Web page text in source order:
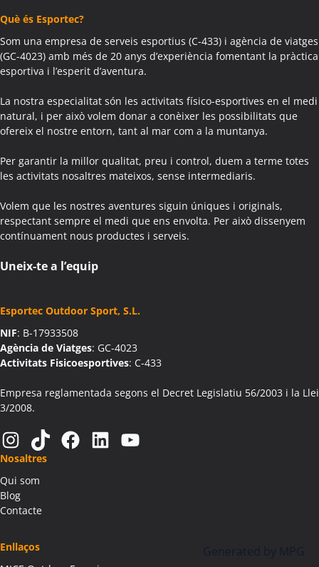
Colònies Escolars Agramunt
Activitats Teambuilding Empreses Aguilar de Segarra
Activitats Família Amics Aguilar de Segarra
Colònies Escolars Aguilar de Segarra
Activitats Teambuilding Empreses Agullana
Activitats Família Amics Agullana
Colònies Escolars Agullana
Activitats Família Amics Aiguafreda
Activitats Teambuilding Empreses Aiguamúrcia
Activitats Família Amics Aiguamúrcia
Colònies Escolars Aiguamúrcia
Activitats Teambuilding Empreses Aiguaviva
Activitats Teambuilding Empreses Aín
Activitats Família Amics Aín
Colònies Escolars Aín
Activitats Teambuilding Empreses Aitona
Activitats Família Amics Aitona
Colònies Escolars Aitona
Activitats Teambuilding Empreses Alàs i Cerc
Activitats Família Amics Alàs i Cerc
Colònies Escolars Alàs i Cerc
Activitats Teambuilding Empreses Albagés
Activitats Família Amics Albagés
Què és Esportec?
Som una empresa de serveis esportius (C-433) i agència de viatges
(GC-4023) amb més de 20 anys d’experiència fomentant la pràctica
esportiva i l’esperit d’aventura.
La nostra especialitat són les activitats físico-esportives en el medi
natural, i per això volem donar a conèixer les possibilitats que
ofereix el nostre entorn, tant al mar com a la muntanya.
Per garantir la millor qualitat, preu i control, duem a terme totes
les activitats nosaltres mateixos, sense intermediaris.
Volem que les nostres aventures siguin úniques i originals,
respectant sempre el medi que ens envolta. Per això dissenyem
contínuament nous productes i serveis.
Uneix-te a l’equip
Esportec Outdoor Sport, S.L.
NIF: B-17933508
Agència de Viatges: GC-4023
Activitats Fisicoesportives: C-433
Empresa reglamentada segons el Decret Legislatiu 56/2003 i la Llei
3/2008.
Instagram TikTok Facebook LinkedIn YouTube
Nosaltres
Qui som
Blog
Contacte
Enllaços